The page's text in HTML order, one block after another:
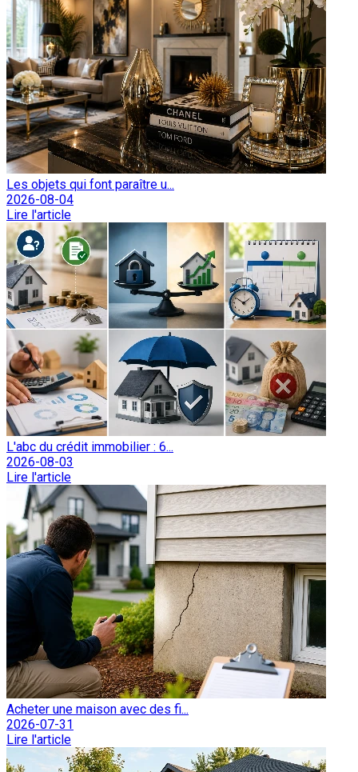
Les objets qui font paraître u...
2026-08-04
Lire l'article
L'abc du crédit immobilier : 6...
2026-08-03
Lire l'article
Acheter une maison avec des fi...
2026-07-31
Lire l'article